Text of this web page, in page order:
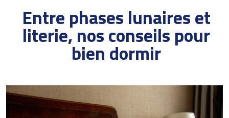
Entre phases lunaires et
literie, nos conseils pour
bien dormir